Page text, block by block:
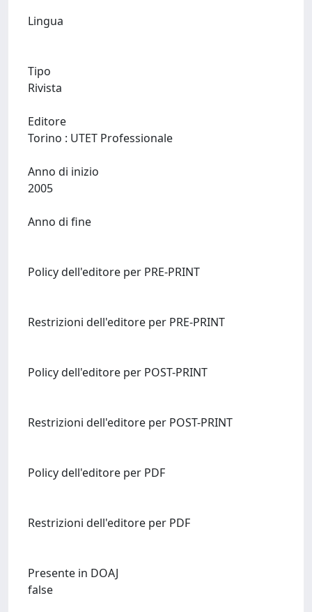
Lingua
Tipo
Rivista
Editore
Anno di inizio
Anno di fine
Policy dell'editore per PRE-PRINT
Restrizioni dell'editore per PRE-PRINT
Policy dell'editore per POST-PRINT
Restrizioni dell'editore per POST-PRINT
Policy dell'editore per PDF
Restrizioni dell'editore per PDF
Presente in DOAJ